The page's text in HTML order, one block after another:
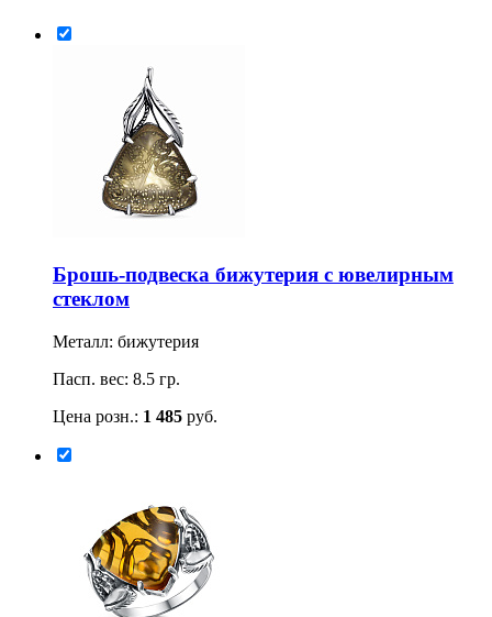
Брошь-подвеска бижутерия с ювелирным
стеклом
Металл: бижутерия
Пасп. вес: 8.5 гр.
Цена розн.: 1 485 руб.